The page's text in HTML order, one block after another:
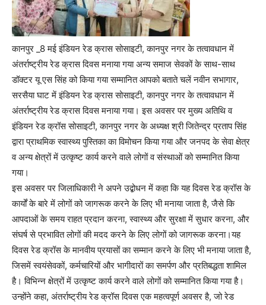
कानपुर _8 मई इंडियन रेड क्रास सोसाइटी, कानपुर नगर के तत्वावधान में
अंतर्राष्ट्रीय रेड क्रास दिवस मनाया गया अन्य समाज सेवकों के साथ-साथ
डॉक्टर यू एस सिंह को किया गया सम्मानित आपको बताते चलें नवीन सभागार,
सरसैया घाट में इंडियन रेड क्रास सोसाइटी, कानपुर नगर के तत्वावधान में
अंतर्राष्ट्रीय रेड क्रास दिवस मनाया गया। इस अवसर पर मुख्य अतिथि व
इंडियन रेड क्रॉस सोसाइटी, कानपुर नगर के अध्यक्ष श्री जितेन्द्र प्रताप सिंह
द्वारा प्राथमिक स्वास्थ्य पुस्तिका का विमोचन किया गया और जनपद के सेवा क्षेत्र
व अन्य क्षेत्रों में उत्कृष्ट कार्य करने वाले लोगों व संस्थाओं को सम्मानित किया
गया।
इस अवसर पर जिलाधिकारी ने अपने उद्बोधन में कहा कि यह दिवस रेड क्रॉस के
कार्यों के बारे में लोगों को जागरूक करने के लिए भी मनाया जाता है, जैसे कि
आपदाओं के समय राहत प्रदान करना, स्वास्थ्य और सुरक्षा में सुधार करना, और
संघर्ष से प्रभावित लोगों की मदद करने के लिए लोगों को जागरूक करना।यह
दिवस रेड क्रॉस के मानवीय प्रयासों का सम्मान करने के लिए भी मनाया जाता है,
जिसमें स्वयंसेवकों, कर्मचारियों और भागीदारों का समर्पण और प्रतिबद्धता शामिल
है। विभिन्न क्षेत्रों में उत्कृष्ट कार्य करने वाले लोगों को सम्मानित किया गया है।
उन्होंने कहा, अंतर्राष्ट्रीय रेड क्रॉस दिवस एक महत्वपूर्ण अवसर है, जो रेड